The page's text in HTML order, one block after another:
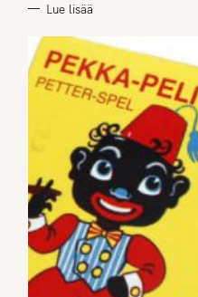
Lue lisää